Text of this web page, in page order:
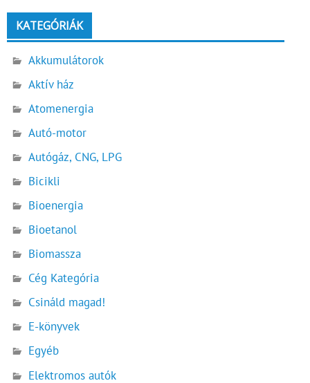
KATEGÓRIÁK
Akkumulátorok
Aktív ház
Atomenergia
Autó-motor
Autógáz, CNG, LPG
Bicikli
Bioenergia
Bioetanol
Biomassza
Cég Kategória
Csináld magad!
E-könyvek
Egyéb
Elektromos autók